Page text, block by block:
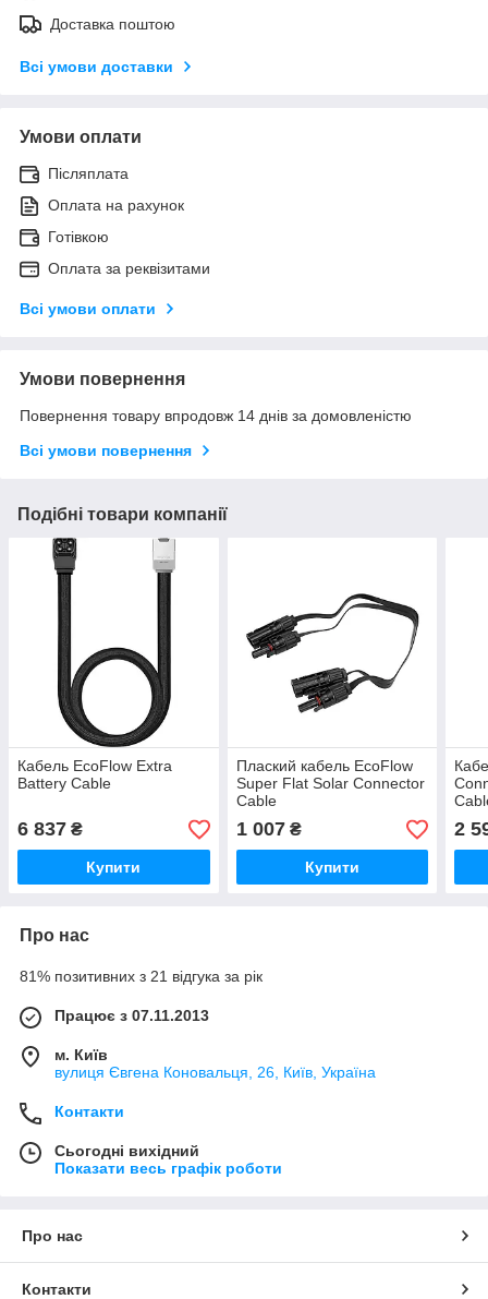
Доставка поштою
Всі умови доставки
Умови оплати
Післяплата
Оплата на рахунок
Готівкою
Оплата за реквізитами
Всі умови оплати
Умови повернення
Повернення товару впродовж 14 днів за домовленістю
Всі умови повернення
Подібні товари компанії
Кабель EcoFlow Extra
Battery Cable
6 837 ₴
Купити
Плаский кабель EcoFlow
Super Flat Solar Connector
Cable
1 007₴
Купити
2
Про нас
81% позитивних з 21 відгука за рік
Працює з 07.11.2013
м. Київ
вулиця Євгена Коновальця, 26, Київ, Україна
Контакти
Сьогодні вихідний
Показати весь графік роботи
Про нас
Контакти